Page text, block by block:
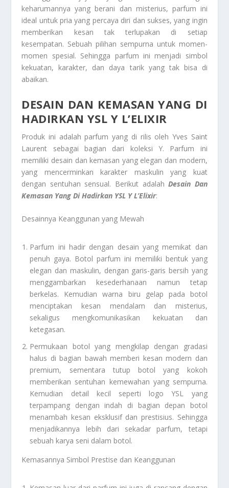
keharumannya yang berani dan misterius, parfum ini
ideal untuk pria yang percaya diri dan sukses, yang ingin
memberikan kesan tak terlupakan di setiap
kesempatan. Sebuah pilihan sempurna untuk momen-
momen spesial. Sehingga parfum ini menjadi simbol
kekuatan, karakter, dan daya tarik yang tak bisa di
abaikan.
DESAIN DAN KEMASAN YANG DI
HADIRKAN YSL Y L’ELIXIR
Produk ini adalah parfum yang di rilis oleh Yves Saint
Laurent sebagai bagian dari koleksi Y. Parfum ini
memiliki desain dan kemasan yang elegan dan modern,
yang mencerminkan karakter maskulin yang kuat
dengan sentuhan sensual. Berikut adalahDesain Dan
Kemasan Yang Di Hadirkan YSL Y L’Elixir:
Desainnya Keanggunan yang Mewah
Parfum ini hadir dengan desain yang memikat dan
penuh gaya. Botol parfum ini memiliki bentuk yang
elegan dan maskulin, dengan garis-garis bersih yang
menggambarkan kesederhanaan namun tetap
berkelas. Kemudian warna biru gelap pada botol
menciptakan kesan mendalam dan misterius,
sekaligus mengkomunikasikan kekuatan dan
ketegasan.
Permukaan botol yang mengkilap dengan gradasi
halus di bagian bawah memberi kesan modern dan
premium, sementara tutup botol yang kokoh
memberikan sentuhan kemewahan yang sempurna.
Kemudian detail kecil seperti logo YSL yang
terpampang dengan indah di bagian depan botol
menambah kesan eksklusif dan prestisius. Sehingga
menjadikannya lebih dari sekadar parfum, tetapi
sebuah karya seni dalam botol.
Kemasannya Simbol Prestise dan Keanggunan